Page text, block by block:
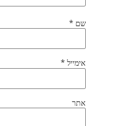
שם *
אימייל *
אתר